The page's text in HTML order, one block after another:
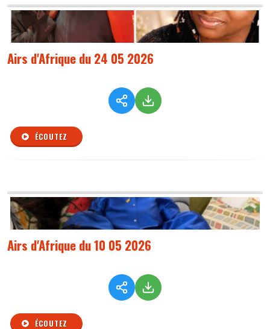
Airs d'Afrique du 24 05 2026
ÉCOUTEZ
Airs d'Afrique du 10 05 2026
ÉCOUTEZ